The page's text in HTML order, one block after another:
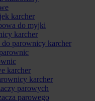
karcher
do myjki
karcher
do parownicy karcher
karcher
karcher
parowych
parowego